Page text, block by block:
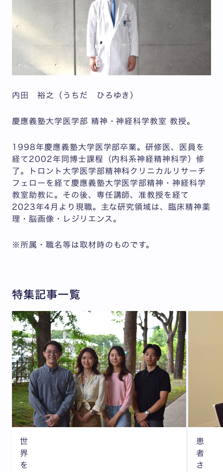
内田 裕之（うちだ ひろゆき）
慶應義塾大学医学部 精神・神経科学教室 教授。
1998年慶應義塾大学医学部卒業。研修医、医員を
経て2002年同博士課程（内科系神経精神科学）修
了。トロント大学医学部精神科クリニカルリサーチ
フェローを経て慶應義塾大学医学部精神・神経科学
教室助教に。その後、専任講師、准教授を経て
2023年4月より現職。主な研究領域は、臨床精神薬
理・脳画像・レジリエンス。
※所属・職名等は取材時のものです。
特集記事一覧
世
界
を
患
者
さ